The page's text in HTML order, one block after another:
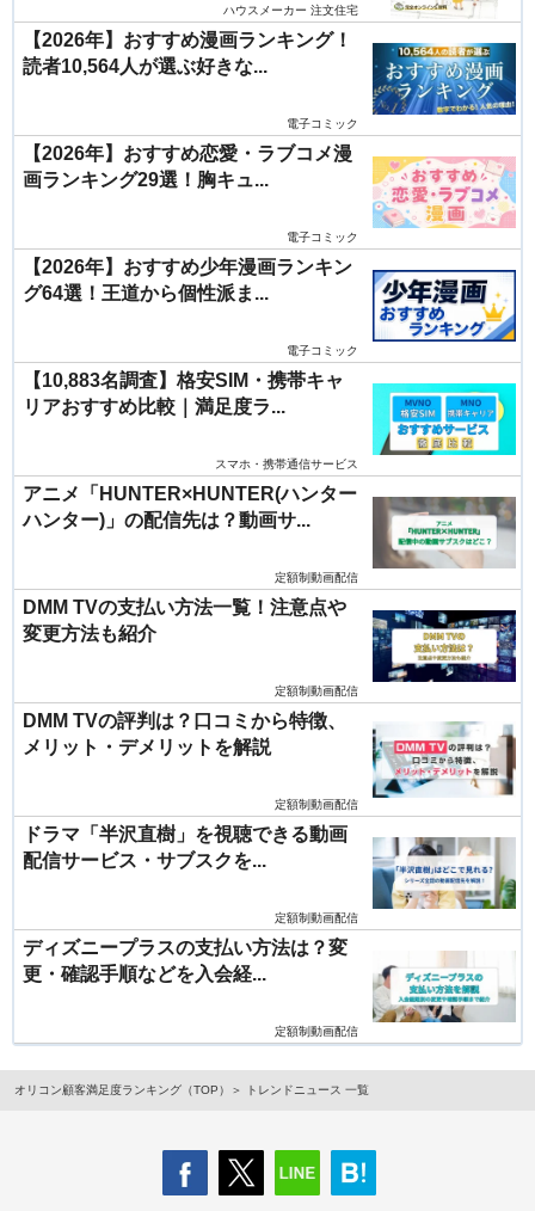
ハウスメーカー 注文住宅
【2026年】おすすめ漫画ランキング！
読者10,564人が選ぶ好きな...
電子コミック
【2026年】おすすめ恋愛・ラブコメ漫
画ランキング29選！胸キュ...
電子コミック
【2026年】おすすめ少年漫画ランキン
グ64選！王道から個性派ま...
電子コミック
【10,883名調査】格安SIM・携帯キャ
リアおすすめ比較｜満足度ラ...
スマホ・携帯通信サービス
アニメ「HUNTER×HUNTER(ハンター
ハンター)」の配信先は？動画サ...
定額制動画配信
DMM TVの支払い方法一覧！注意点や
変更方法も紹介
定額制動画配信
DMM TVの評判は？口コミから特徴、
メリット・デメリットを解説
定額制動画配信
ドラマ「半沢直樹」を視聴できる動画
配信サービス・サブスクを...
定額制動画配信
ディズニープラスの支払い方法は？変
更・確認手順などを入会経...
定額制動画配信
オリコン顧客満足度ランキング（TOP） トレンドニュース 一覧